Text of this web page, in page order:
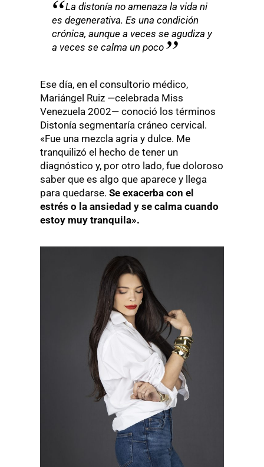
La distonía no amenaza la vida ni
es degenerativa. Es una condición
crónica, aunque a veces se agudiza y
a veces se calma un poco
Ese día, en el consultorio médico,
Mariángel Ruiz —celebrada Miss
Venezuela 2002— conoció los términos
Distonía segmentaría cráneo cervical.
«Fue una mezcla agria y dulce. Me
tranquilizó el hecho de tener un
diagnóstico y, por otro lado, fue doloroso
saber que es algo que aparece y llega
para quedarse. Se exacerba con el
estrés o la ansiedad y se calma cuando
estoy muy tranquila».